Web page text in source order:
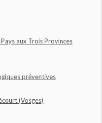
aux Trois Provinces
préventives
(Vosges)